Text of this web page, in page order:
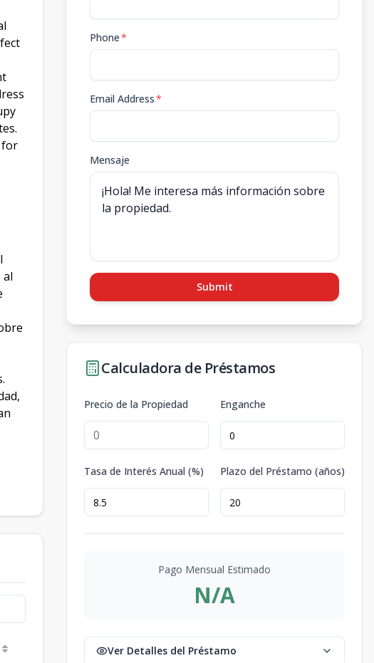
for
al
Phone*
Email Address*
Mensaje
Submit
Calculadora de Préstamos
Precio de la Propiedad Enganche
Tasa de Interés Anual (%) Plazo del Préstamo (años)
Pago Mensual Estimado
N/A
Ver Detalles del Préstamo